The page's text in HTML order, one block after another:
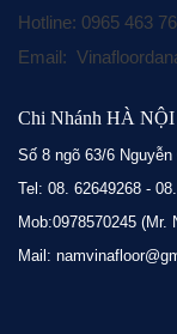
Hotline: 0965 463
Email:
Chi Nhánh HÀ NỘI
Số 8 ngõ 63/6
Tel: 08. 62649268 -
Mob:0978570245 (Mr.
Mail: